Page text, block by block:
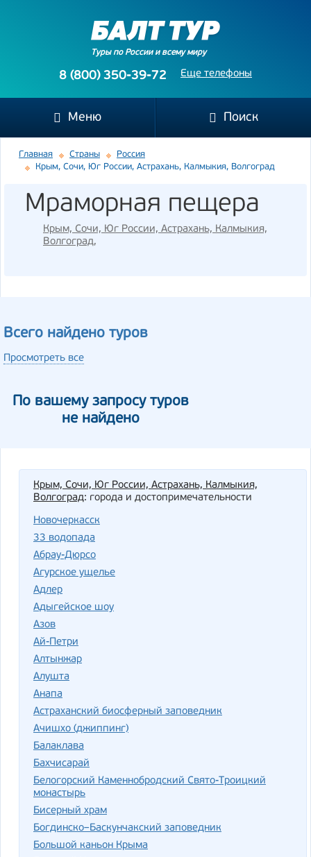
Туры по России и всему миру
Еще телефоны
8 (800) 350-39-72
Меню Поиск
Главная Страны
Россия
Крым, Сочи, Юг России, Астрахань, Калмыкия, Волгоград
Мраморная пещера
Крым, Сочи, Юг России, Астрахань, Калмыкия,
Волгоград,
Всего найдено туров
Просмотреть все
По вашему запросу туров
не найдено
Крым, Сочи, Юг России, Астрахань, Калмыкия,
Волгоград: города и достопримечательности
Новочеркасск
33 водопада
Абрау-Дюрсо
Агурское ущелье
Адлер
Адыгейское шоу
Азов
Ай-Петри
Алтынжар
Алушта
Анапа
Астраханский биосферный заповедник
Ачишхо (джиппинг)
Балаклава
Бахчисарай
Белогорский Каменнобродский Свято-Троицкий
монастырь
Бисерный храм
Богдинско–Баскунчакский заповедник
Большой каньон Крыма